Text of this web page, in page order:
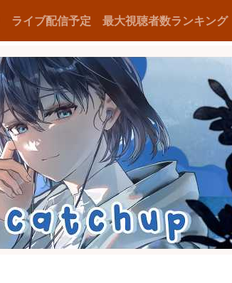
ライブ配信予定 最大視聴者数ランキング